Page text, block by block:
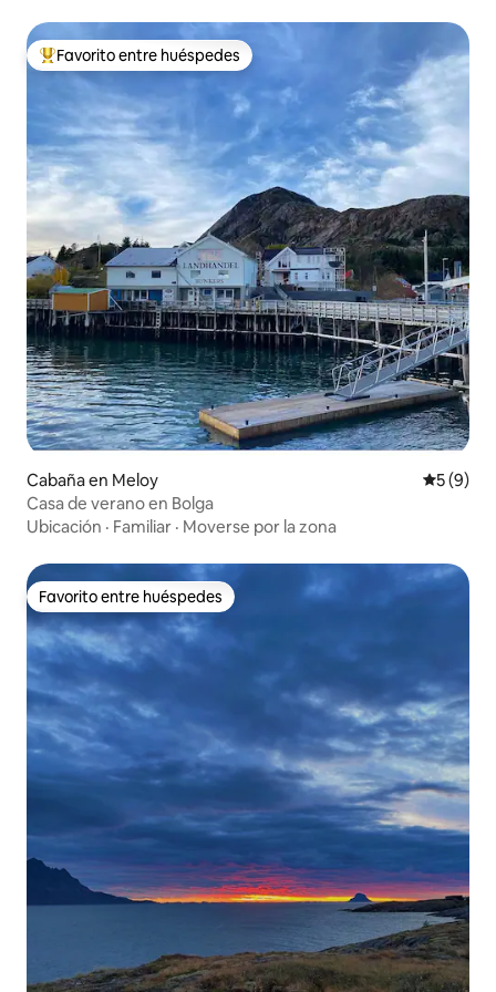
Favorito entre huéspedes preferido
Favorito entre huéspedes
Cabaña en Meloy
5 (9)
Casa de verano en Bolga
Ubicación · Familiar · Moverse por la zona
Favorito entre huéspedes
Favorito entre huéspedes